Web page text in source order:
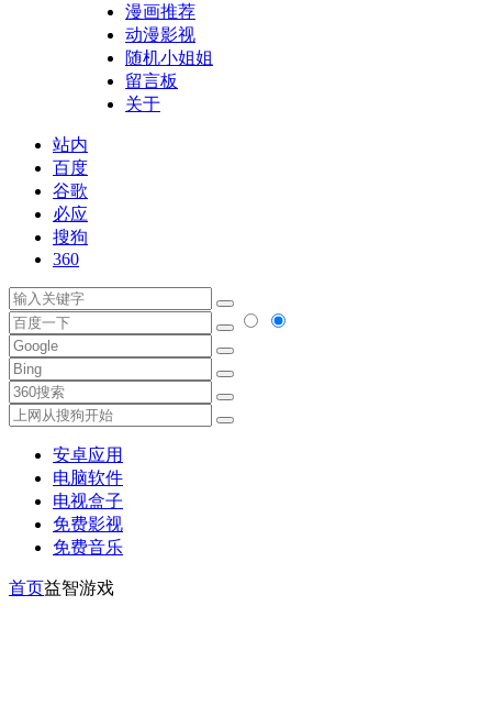
漫画推荐
动漫影视
随机小姐姐
留言板
关于
站内
百度
谷歌
必应
搜狗
360
安卓应用
电脑软件
电视盒子
免费影视
免费音乐
首页益智游戏